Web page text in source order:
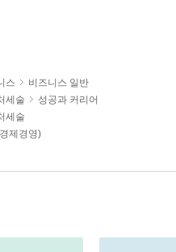
스
비즈니스 일반
세술
성공과 커리어
세술
제경영)